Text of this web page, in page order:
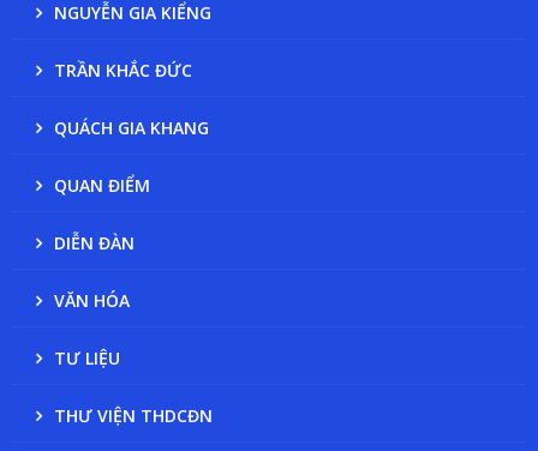
NGUYỄN GIA KIỂNG
TRẦN KHẮC ĐỨC
QUÁCH GIA KHANG
QUAN ĐIỂM
DIỄN ĐÀN
VĂN HÓA
TƯ LIỆU
THƯ VIỆN THDCĐN